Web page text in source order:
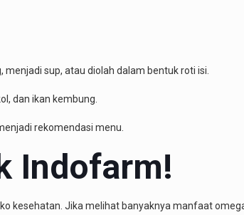
sup, atau diolah dalam bentuk roti isi.
dan ikan kembung.
rekomendasi menu.
Indofarm!
kesehatan. Jika melihat banyaknya manfaat